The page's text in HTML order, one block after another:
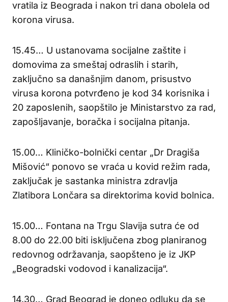
vratila iz Beograda i nakon tri dana obolela od
korona virusa.
15.45… U ustanovama socijalne zaštite i
domovima za smeštaj odraslih i starih,
zaključno sa današnjim danom, prisustvo
virusa korona potvrđeno je kod 34 korisnika i
20 zaposlenih, saopštilo je Ministarstvo za rad,
zapošljavanje, boračka i socijalna pitanja.
15.00… Kliničko-bolnički centar „Dr Dragiša
Mišović“ ponovo se vraća u kovid režim rada,
zaključak je sastanka ministra zdravlja
Zlatibora Lončara sa direktorima kovid bolnica.
15.00… Fontana na Trgu Slavija sutra će od
8.00 do 22.00 biti isključena zbog planiranog
redovnog održavanja, saopšteno je iz JKP
„Beogradski vodovod i kanalizacija“.
14.30… Grad Beograd je doneo odluku da se